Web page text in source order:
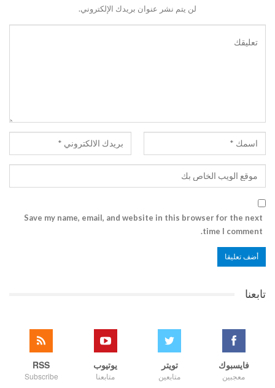
لن يتم نشر عنوان بريدك الإلكتروني.
Save my name, email, and website in this browser for the next
time I comment.
تابعنا
فايسبوك
معجبين
تويتر
متابعين
يوتيوب
متابعنا
RSS
Subscribe